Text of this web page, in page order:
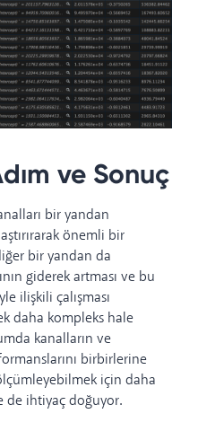
ve Sonuç
bir yandan
önemli bir
bir yandan da
giderek artması ve bu
ilişkili çalışması
daha kompleks hale
kanalların ve
birbirlerine
için daha
de ihtiyaç doğuyor.